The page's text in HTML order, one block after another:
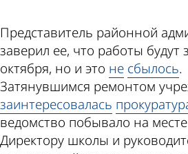
Представитель районной
заверил ее, что работы
октября, но и это не сбылось.
Затянувшимся ремонтом
заинтересовалась
ведомство побывало на
Директору школы и